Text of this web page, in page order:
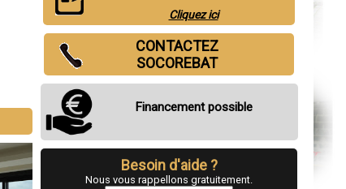
Cliquez ici
CONTACTEZ
SOCOREBAT
Financement possible
Besoin d'aide ?
Nous vous rappellons gratuitement.